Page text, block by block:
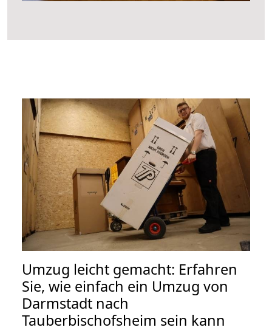
Umzug leicht gemacht: Erfahren
Sie, wie einfach ein Umzug von
Darmstadt nach
Tauberbischofsheim sein kann